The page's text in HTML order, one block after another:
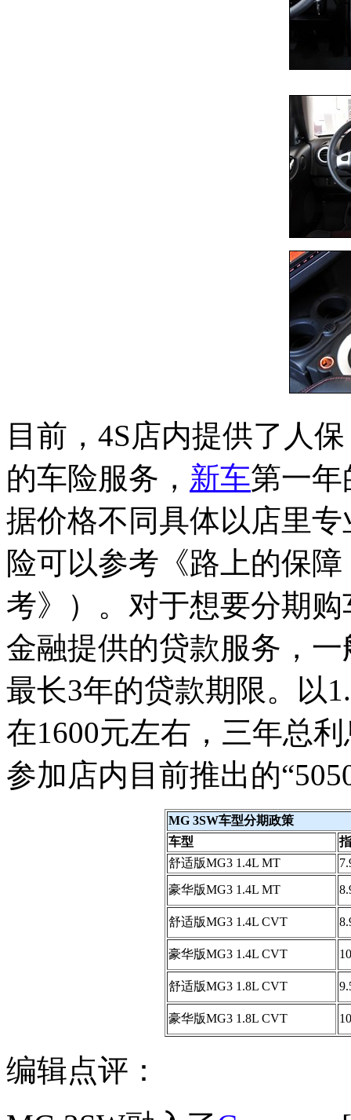
目前，4S店内提供了人
的车险服务， 新车第一年
据价格不同具体以店里
险可以参考《路上的保
考》）。对于想要分期
金融提供的贷款服务，
最长3年的贷款期限。以
在1600元左右，三年总
参加店内目前推出的
MG 3SW车型分期政策
车型
舒适版MG3 1.4L MT
豪华版MG3 1.4L MT
舒适版MG3 1.4L CVT
豪华版MG3 1.4L CVT
舒适版MG3 1.8L CVT
豪华版MG3 1.8L CVT
编辑点评：